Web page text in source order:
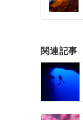
関連記事